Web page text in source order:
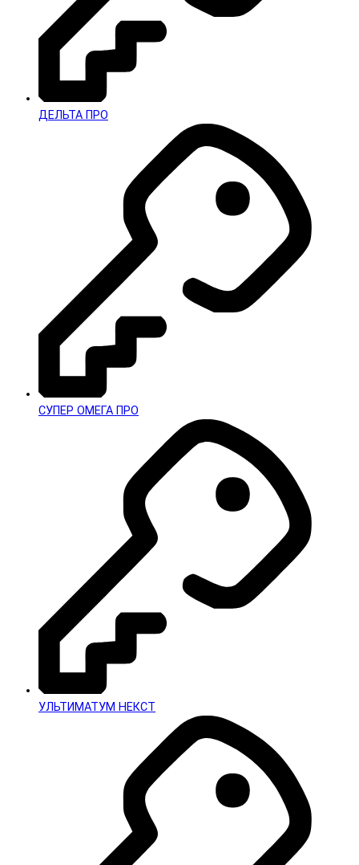
ДЕЛЬТА ПРО
СУПЕР ОМЕГА ПРО
УЛЬТИМАТУМ НЕКСТ